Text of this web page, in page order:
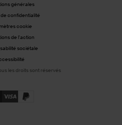
générales
de confidentialité
cookie
de l'action
sociétale
les droits sont réservés